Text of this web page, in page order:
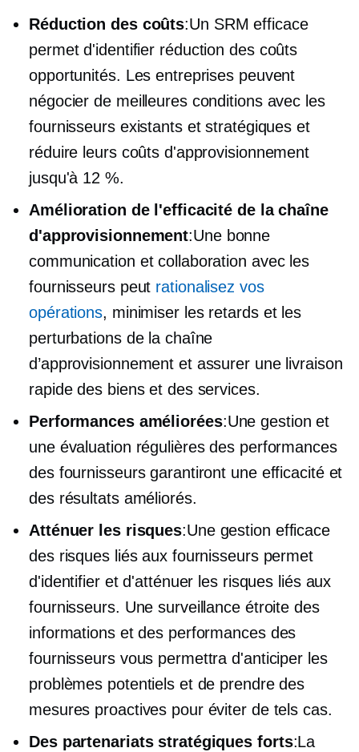
Réduction des coûts:Un SRM efficace
permet d'identifier réduction des coûts
opportunités. Les entreprises peuvent
négocier de meilleures conditions avec les
fournisseurs existants et stratégiques et
réduire leurs coûts d'approvisionnement
jusqu'à 12 %.
Amélioration de l'efficacité de la chaîne
d'approvisionnement:Une bonne
communication et collaboration avec les
fournisseurs peut rationalisez vos
opérations, minimiser les retards et les
perturbations de la chaîne
d’approvisionnement et assurer une livraison
rapide des biens et des services.
Performances améliorées:Une gestion et
une évaluation régulières des performances
des fournisseurs garantiront une efficacité et
des résultats améliorés.
Atténuer les risques:Une gestion efficace
des risques liés aux fournisseurs permet
d'identifier et d'atténuer les risques liés aux
fournisseurs. Une surveillance étroite des
informations et des performances des
fournisseurs vous permettra d'anticiper les
problèmes potentiels et de prendre des
mesures proactives pour éviter de tels cas.
Des partenariats stratégiques forts:La